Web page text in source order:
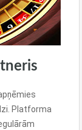
Platforma